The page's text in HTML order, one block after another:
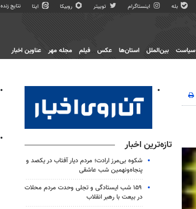
بله اینستاگرام توییتر روبیکا ایتا نتایج زنده
سیاست بین‌الملل استان‌ها عکس فیلم مجله مهر عناوین اخبار
تازه‌ترین اخبار
شکوه بی‌مرز ارادت؛ مردم دیار آفتاب در یکصد و
پنجاه‌ونهمین شب عاشقی
۱۵۹ شب ایستادگی و تجلی وحدت مردم محلات
در بیعت با رهبر انقلاب